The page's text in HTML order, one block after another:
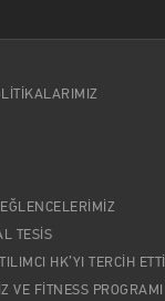
TESİS
HK’YI TERCİH ETTİ
VE FİTNESS PROGRAMI